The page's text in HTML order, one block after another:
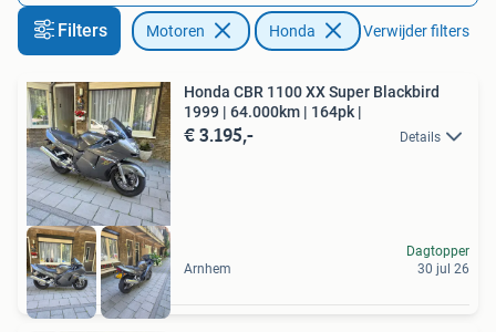
Filters Motoren Honda Verwijder filters
Honda CBR 1100 XX Super Blackbird
1999 | 64.000km | 164pk |
€ 3.195,- Details
Arnhem
Dagtopper
30 jul 26